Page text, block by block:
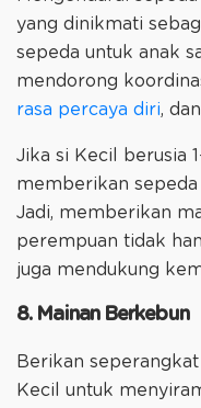
yang dinikmati
sepeda untuk anak
mendorong
rasa percaya diri,
Jika si Kecil berusia
memberikan
Jadi, memberikan
perempuan tidak
juga mendukung
8. Mainan Berkebun
Berikan
Kecil untuk